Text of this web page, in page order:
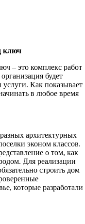
ключ
– это комплекс работ
будет
услуги. Как показывает
в любое время
архитектурных
эконом классов.
о том, как
Для реализации
строить дом
которые разработали